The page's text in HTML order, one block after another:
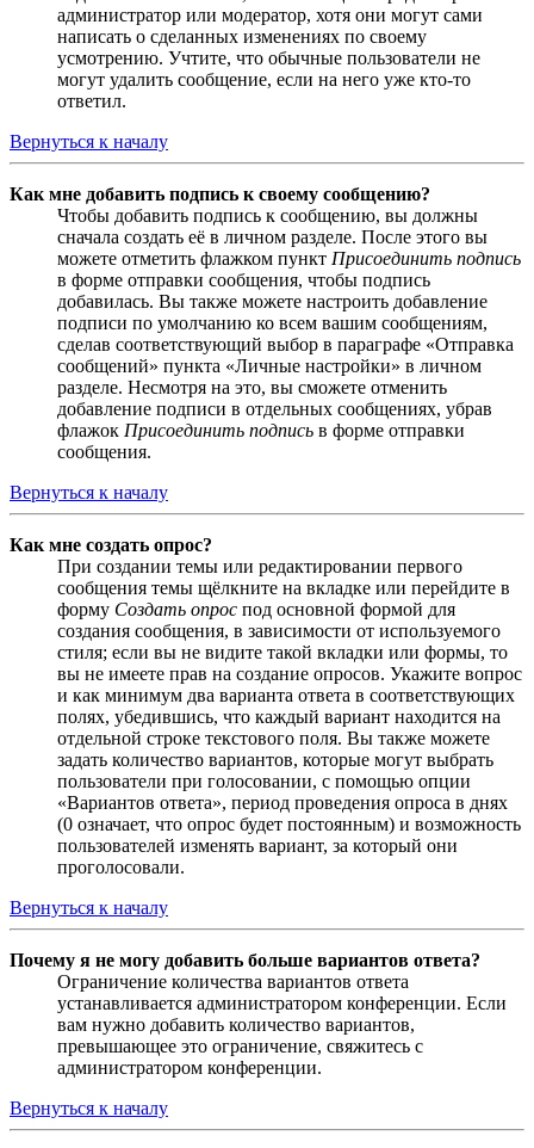
администратор или модератор, хотя они могут сами
написать о сделанных изменениях по своему
усмотрению. Учтите, что обычные пользователи не
могут удалить сообщение, если на него уже кто-то
ответил.
Вернуться к началу
Как мне добавить подпись к своему сообщению?
Чтобы добавить подпись к сообщению, вы должны
сначала создать её в личном разделе. После этого вы
можете отметить флажком пункт Присоединить подпись
в форме отправки сообщения, чтобы подпись
добавилась. Вы также можете настроить добавление
подписи по умолчанию ко всем вашим сообщениям,
сделав соответствующий выбор в параграфе «Отправка
сообщений» пункта «Личные настройки» в личном
разделе. Несмотря на это, вы сможете отменить
добавление подписи в отдельных сообщениях, убрав
флажок Присоединить подпись в форме отправки
сообщения.
Вернуться к началу
Как мне создать опрос?
При создании темы или редактировании первого
сообщения темы щёлкните на вкладке или перейдите в
форму Создать опрос под основной формой для
создания сообщения, в зависимости от используемого
стиля; если вы не видите такой вкладки или формы, то
вы не имеете прав на создание опросов. Укажите вопрос
и как минимум два варианта ответа в соответствующих
полях, убедившись, что каждый вариант находится на
отдельной строке текстового поля. Вы также можете
задать количество вариантов, которые могут выбрать
пользователи при голосовании, с помощью опции
«Вариантов ответа», период проведения опроса в днях
(0 означает, что опрос будет постоянным) и возможность
пользователей изменять вариант, за который они
проголосовали.
Вернуться к началу
Почему я не могу добавить больше вариантов ответа?
Ограничение количества вариантов ответа
устанавливается администратором конференции. Если
вам нужно добавить количество вариантов,
превышающее это ограничение, свяжитесь с
администратором конференции.
Вернуться к началу